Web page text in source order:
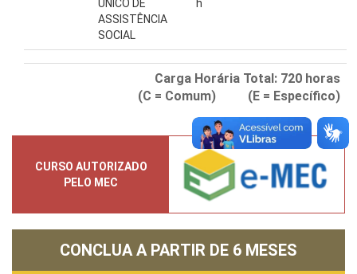
ÚNICO DE
ASSISTÊNCIA
SOCIAL
h
Carga Horária Total: 720 horas
(C = Comum) (E = Específico)
CURSO AUTORIZADO
PELO MEC
CONCLUA A PARTIR DE 6 MESES